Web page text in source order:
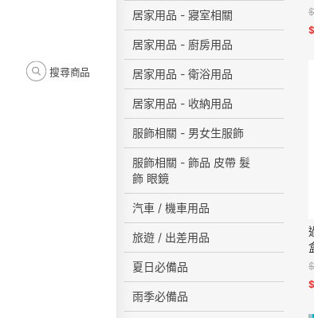
搜尋商品
居家用品 - 寢室相關
居家用品 - 廚房用品
居家用品 - 衛浴用品
居家用品 - 收納用品
服飾相關 - 男女生服飾
服飾相關 - 飾品 皮帶 髮
飾 眼鏡
汽車 / 機車用品
旅遊 / 出差用品
夏日必備品
雨季必備品
$
$